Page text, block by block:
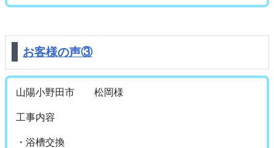
お客様の声③
山陽小野田市 松岡様
工事内容
・浴槽交換